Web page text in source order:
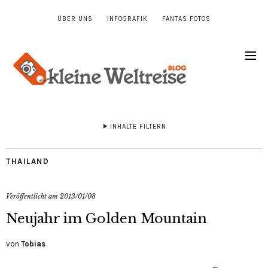
ÜBER UNS INFOGRAFIK FANTAS FOTOS
INHALTE FILTERN
THAILAND
Veröffentlicht am 2013/01/08
Neujahr im Golden Mountain
von Tobias